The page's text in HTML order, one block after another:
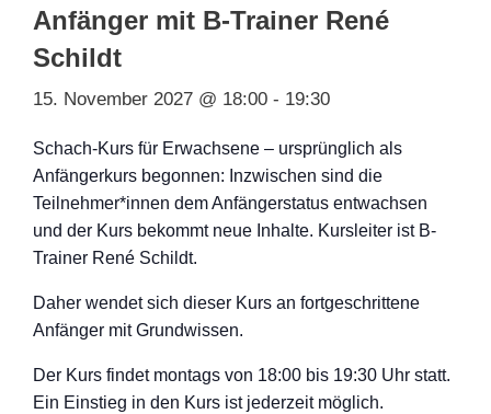
Anfänger mit B-Trainer René
Schildt
15. November 2027 @ 18:00 - 19:30
Schach-Kurs für Erwachsene – ursprünglich als
Anfängerkurs begonnen: Inzwischen sind die
Teilnehmer*innen dem Anfängerstatus entwachsen
und der Kurs bekommt neue Inhalte. Kursleiter ist B-
Trainer René Schildt.
Daher wendet sich dieser Kurs an fortgeschrittene
Anfänger mit Grundwissen.
Der Kurs findet montags von 18:00 bis 19:30 Uhr statt.
Ein Einstieg in den Kurs ist jederzeit möglich.